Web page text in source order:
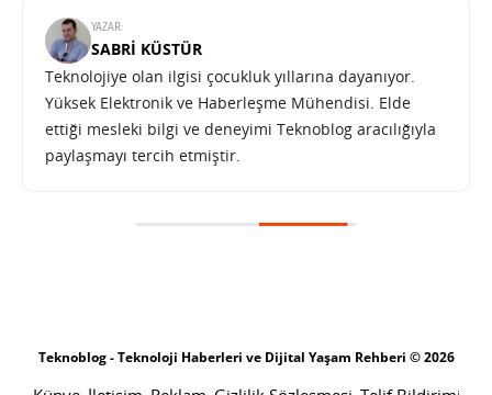
YAZAR:
SABRI KÜSTÜR
Teknolojiye olan ilgisi çocukluk yıllarına dayanıyor.
Yüksek Elektronik ve Haberleşme Mühendisi. Elde
ettiği mesleki bilgi ve deneyimi Teknoblog aracılığıyla
paylaşmayı tercih etmiştir.
Teknoblog - Teknoloji Haberleri ve Dijital Yaşam Rehberi © 2026